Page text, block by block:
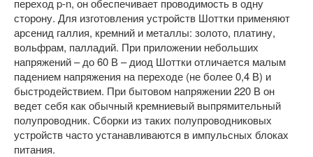
переход p-n, он обеспечивает проводимость в одну
сторону. Для изготовления устройств Шоттки применяют
арсенид галлия, кремний и металлы: золото, платину,
вольфрам, палладий. При приложении небольших
напряжений – до 60 В – диод Шоттки отличается малым
падением напряжения на переходе (не более 0,4 В) и
быстродействием. При бытовом напряжении 220 В он
ведет себя как обычный кремниевый выпрямительный
полупроводник. Сборки из таких полупроводниковых
устройств часто устанавливаются в импульсных блоках
питания.